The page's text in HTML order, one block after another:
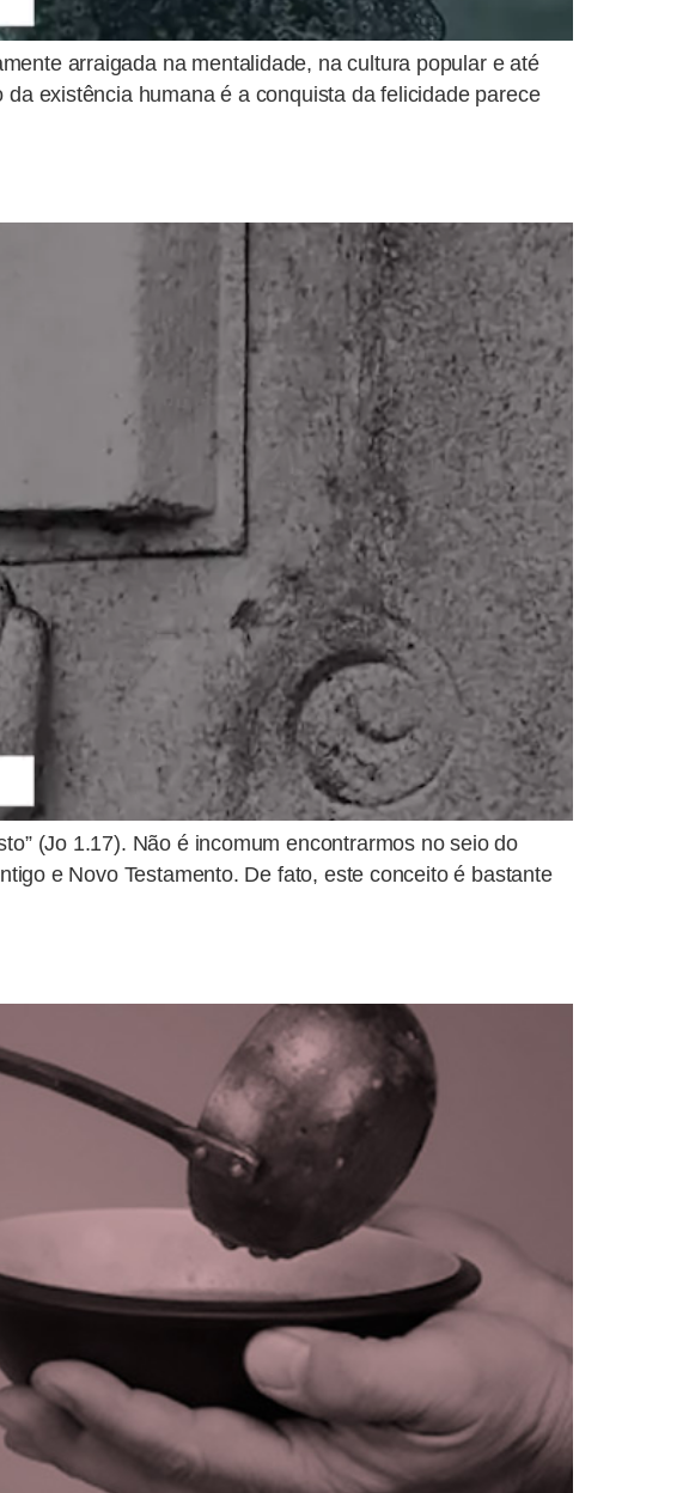
arraigada na mentalidade, na cultura popular e até
existência humana é a conquista da felicidade parece
(Jo 1.17). Não é incomum encontrarmos no seio do
e Novo Testamento. De fato, este conceito é bastante